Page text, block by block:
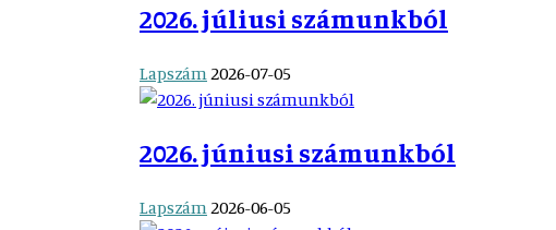
2026. júliusi számunkból
Lapszám 2026-07-05
2026. júniusi számunkból
Lapszám 2026-06-05